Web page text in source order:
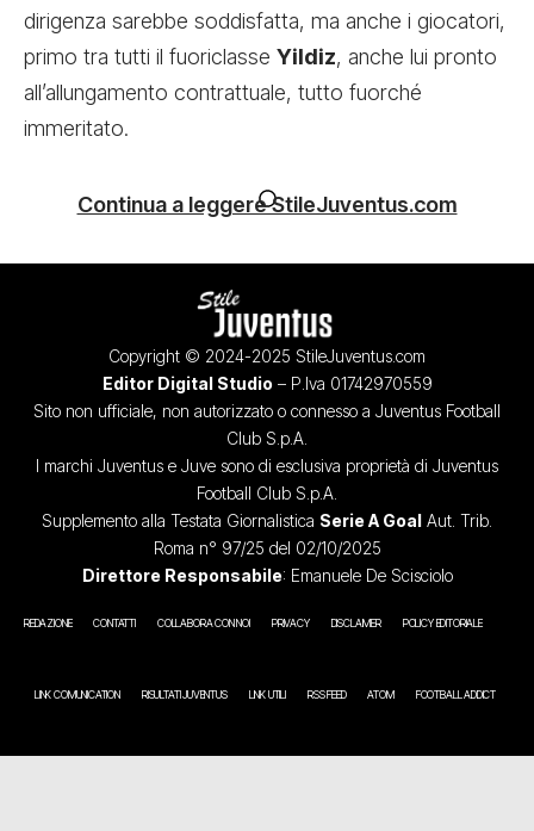
dirigenza sarebbe soddisfatta, ma anche i giocatori,
primo tra tutti il fuoriclasse Yildiz, anche lui pronto
all’allungamento contrattuale, tutto fuorché
immeritato.
Continua a leggere StileJuventus.com
Copyright © 2024-2025 StileJuventus.com
Editor Digital Studio – P.Iva 01742970559
Sito non ufficiale, non autorizzato o connesso a Juventus Football
Club S.p.A.
I marchi Juventus e Juve sono di esclusiva proprietà di Juventus
Football Club S.p.A.
Supplemento alla Testata Giornalistica Serie A Goal Aut. Trib.
Roma n° 97/25 del 02/10/2025
Direttore Responsabile: Emanuele De Scisciolo
REDAZIONE CONTATTI COLLABORA CON NOI PRIVACY DISCLAIMER POLICY EDITORIALE
LINK COMUNICATION RISULTATI JUVENTUS LINK UTILI RSS FEED ATOM FOOTBALL ADDICT